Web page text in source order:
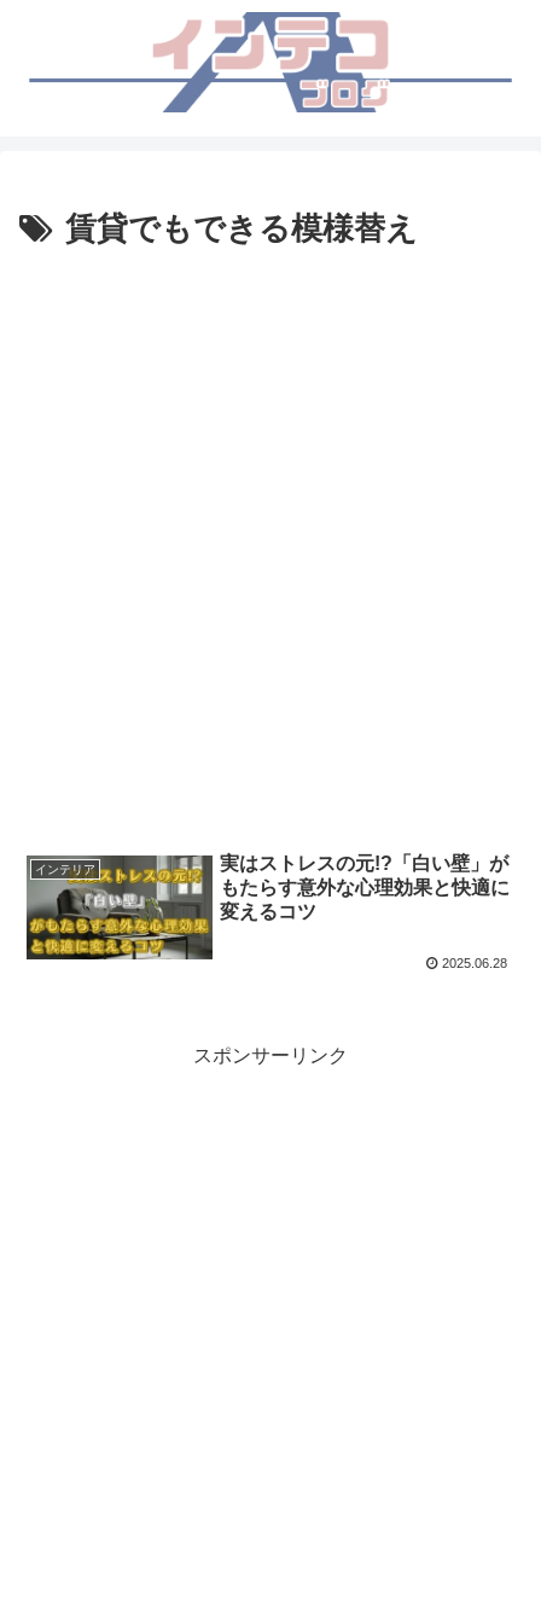
賃貸でもできる模様替え
インテリア
実はストレスの元!?「白い壁」が
もたらす意外な心理効果と快適に
変えるコツ
2025.06.28
スポンサーリンク